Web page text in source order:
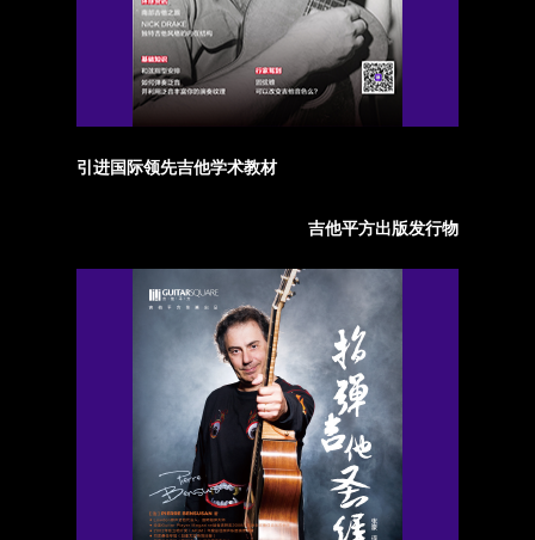
引进国际领先吉他学术教材
吉他平方出版发行物